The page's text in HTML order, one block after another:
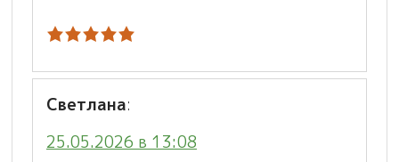
Светлана:
25.05.2026 в 13:08